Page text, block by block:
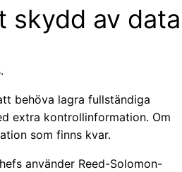
skydd av data
behöva lagra fullständiga
extra kontrollinformation. Om
som finns kvar.
använder Reed-Solomon-